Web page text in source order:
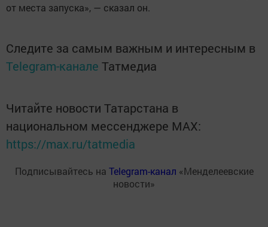
от места запуска», — сказал он.
Следите за самым важным и интересным в
Telegram-канале Татмедиа
Читайте новости Татарстана в
национальном мессенджере MАХ:
https://max.ru/tatmedia
Подписывайтесь на Telegram-канал «Менделеевские
новости»